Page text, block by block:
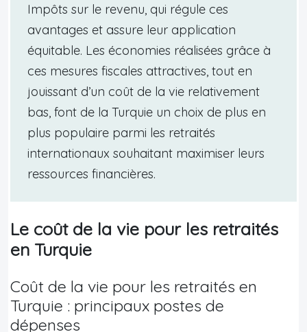
Impôts sur le revenu, qui régule ces
avantages et assure leur application
équitable. Les économies réalisées grâce à
ces mesures fiscales attractives, tout en
jouissant d’un coût de la vie relativement
bas, font de la Turquie un choix de plus en
plus populaire parmi les retraités
internationaux souhaitant maximiser leurs
ressources financières.
Le coût de la vie pour les retraités
en Turquie
Coût de la vie pour les retraités en
Turquie : principaux postes de
dépenses